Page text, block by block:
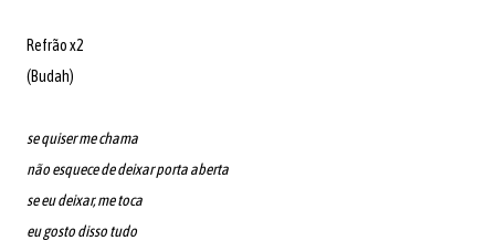
Refrão x2
(Budah)
se quiser me chama
não esquece de deixar porta aberta
se eu deixar, me toca
eu gosto disso tudo